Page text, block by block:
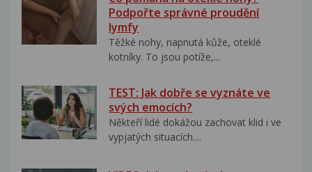
Podpořte správné proudění
lymfy
Těžké nohy, napnutá kůže, oteklé
kotníky. To jsou potíže,...
TEST: Jak dobře se vyznáte ve
svých emocích?
Někteří lidé dokážou zachovat klid i ve
vypjatých situacích....